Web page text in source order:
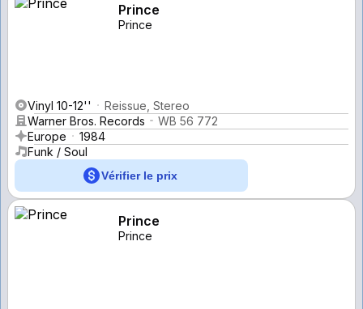
Prince
Prince
Vinyl 10-12''
Reissue, Stereo
Warner Bros. Records
WB 56 772
Europe
1984
Funk / Soul
Vérifier le prix
Prince
Prince